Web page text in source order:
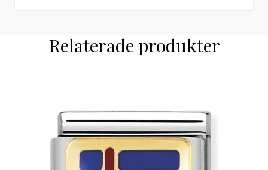
Relaterade produkter